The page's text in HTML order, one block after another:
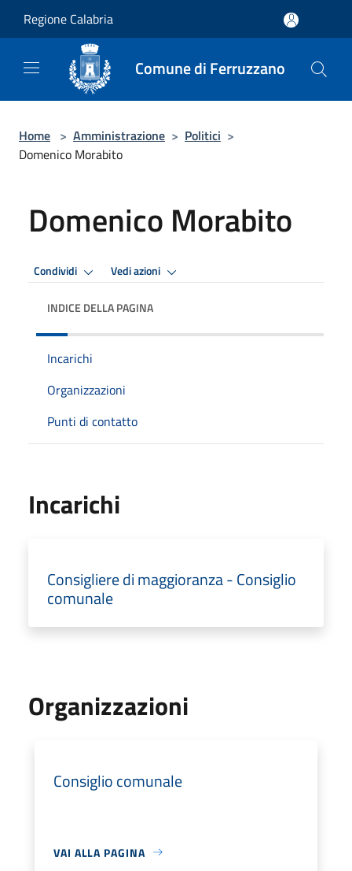
Regione Calabria
Comune di Ferruzzano
Home > Amministrazione > Politici >
Domenico Morabito
Domenico Morabito
Condividi Vedi azioni
INDICE DELLA PAGINA
Incarichi
Organizzazioni
Punti di contatto
Incarichi
Consigliere di maggioranza - Consiglio
comunale
Organizzazioni
Consiglio comunale
VAI ALLA PAGINA